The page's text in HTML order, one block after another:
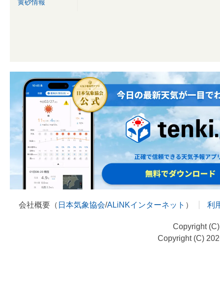
黄砂情報
会社概要（ 日本気象協会/ALiNKインターネット ） 利
Copyright
Copyright (C)